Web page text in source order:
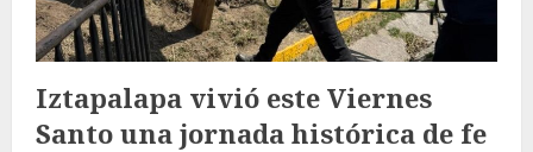
Iztapalapa vivió este Viernes
Santo una jornada histórica de fe